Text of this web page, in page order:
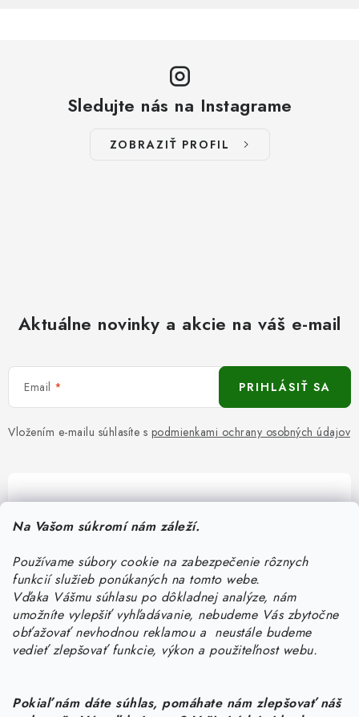
Na Vašom súkromí nám záleží.
Používame súbory cookie na zabezpečenie rôznych
funkcií služieb ponúkaných na tomto webe.
Vďaka Vášmu súhlasu po dôkladnej analýze, nám
umožníte vylepšiť vyhľadávanie, nebudeme Vás zbytočne
obťažovať nevhodnou reklamou a neustále budeme
vedieť zlepšovať funkcie, výkon a použiteľnost webu.
Pokiaľ nám dáte súhlas, pomáhate nám zlepšovať náš
Sledujte nás na Instagrame
ZOBRAZIŤ PROFIL
Aktuálne novinky a akcie na váš e-mail
Email
Vložením e-mailu súhlasíte s podmienkami ochrany osobných údajov
PRIHLÁSIŤ SA
Pomôžeme vám s výberom
Potrebujete s niečím poradiť? Sme tu pre vás!
objednavky@kurin.sk
0950456469